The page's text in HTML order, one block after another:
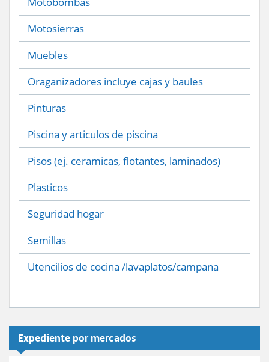
Motosierras
Muebles
Oraganizadores incluye cajas y baules
Pinturas
Piscina y articulos de piscina
Pisos (ej. ceramicas, flotantes, laminados)
Plasticos
Seguridad hogar
Semillas
Utencilios de cocina /lavaplatos/campana
Expediente por mercados